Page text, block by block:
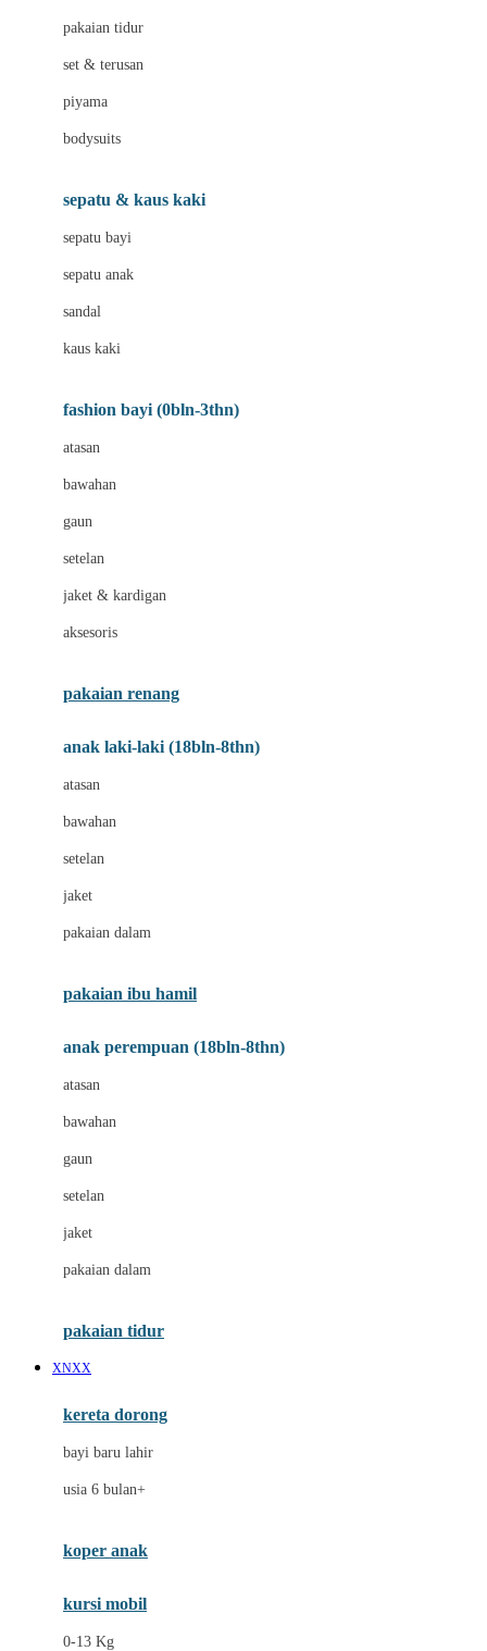
Beauty Barn
Bio Oil
Biolane
Bizzi Growin
Blooming Marvellous
Bravado
Buds Organics
Bugaboo
C
Cottonseeds
Crane
Drew
E
ELC
Ergobaby
Ezyroller
F
pakaian tidur
set & terusan
piyama
bodysuits
sepatu & kaus kaki
sepatu bayi
sepatu anak
sandal
kaus kaki
fashion bayi (0bln-3thn)
atasan
bawahan
gaun
setelan
jaket & kardigan
aksesoris
pakaian renang
anak laki-laki (18bln-8thn)
atasan
bawahan
setelan
jaket
pakaian dalam
pakaian ibu hamil
anak perempuan (18bln-8thn)
atasan
bawahan
gaun
setelan
jaket
pakaian dalam
pakaian tidur
XNXX
kereta dorong
bayi baru lahir
usia 6 bulan+
koper anak
kursi mobil
0-13 Kg